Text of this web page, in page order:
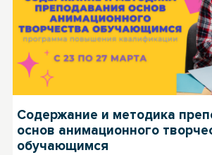
Содержание и методика
основ анимационного
обучающимся